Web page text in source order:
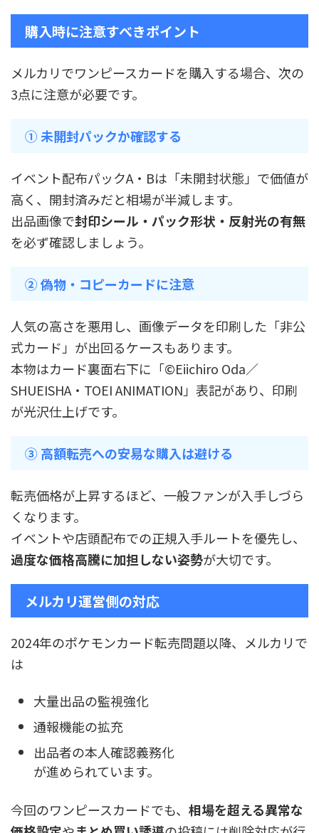
購入時に注意すべきポイント
メルカリでワンピースカードを購入する場合、次の
3点に注意が必要です。
① 未開封パックか確認する
イベント配布パックA・Bは「未開封状態」で価値が
高く、開封済みだと相場が半減します。
出品画像で封印シール・パック形状・反射光の有無
を必ず確認しましょう。
② 偽物・コピーカードに注意
人気の高さを悪用し、画像データを印刷した「非公
式カード」が出回るケースもあります。
本物はカード裏面右下に「©Eiichiro Oda／
SHUEISHA・TOEI ANIMATION」表記があり、印刷
が光沢仕上げです。
③ 高額転売への安易な購入は避ける
転売価格が上昇するほど、一般ファンが入手しづら
くなります。
イベントや店頭配布での正規入手ルートを優先し、
過度な価格高騰に加担しない姿勢が大切です。
メルカリ運営側の対応
2024年のポケモンカード転売問題以降、メルカリで
は
大量出品の監視強化
通報機能の拡充
出品者の本人確認義務化
が進められています。
今回のワンピースカードでも、 相場を超える異常な